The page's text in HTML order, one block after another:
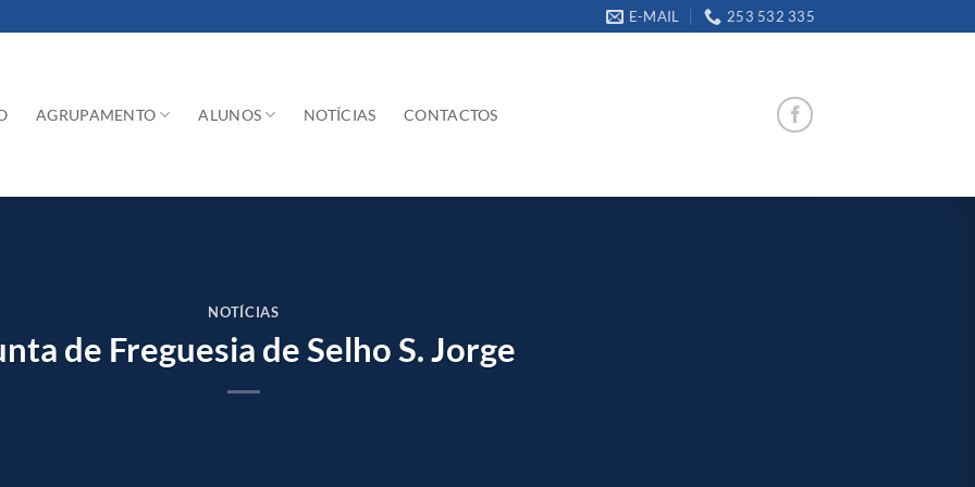
E-MAIL 253 532 335
AGRUPAMENTO ALUNOS NOTÍCIAS CONTACTOS
NOTÍCIAS
de Freguesia de Selho S. Jorge